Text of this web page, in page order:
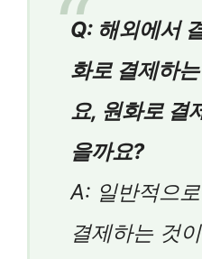
Q: 해외에서
화로 결제하
요, 원화로 결
을까요?
A: 일반적으
결제하는 것